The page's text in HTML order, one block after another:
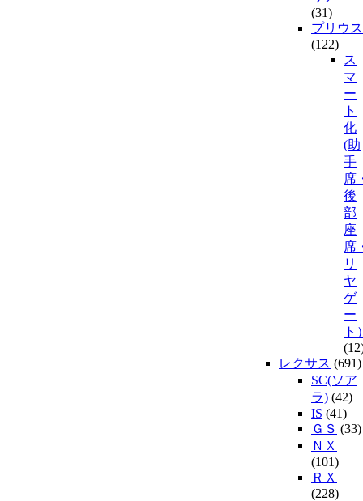
(31)
プリウス
(122)
ス
マ
ー
ト
化
(助
手
席
後
部
座
席
リ
ヤ
ゲ
ー
ト
レクサス (691)
SC(ソア
ラ) (42)
IS (41)
ＧＳ (33)
ＮＸ
(101)
ＲＸ
(228)